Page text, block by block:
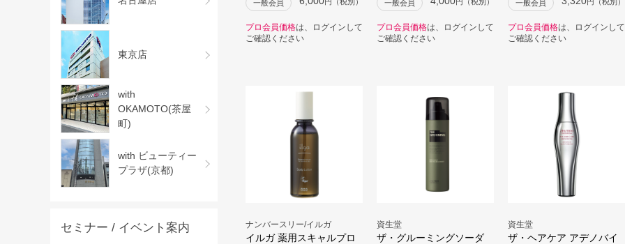
東京店
with
OKAMOTO(茶屋
町)
with ビューティー
プラザ(京都)
セミナー / イベント案内
一般会員
プロ会員価格は、ログインして
ご確認ください
一般会員
プロ会員価格は、ログインして
ご確認ください
一般会員
プロ会員価格は、ログインして
ご確認ください
ナンバースリー/イルガ
イルガ 薬用スキャルプロ
資生堂
ザ・グルーミングソーダ
資生堂
ザ・ヘアケア アデノバイ